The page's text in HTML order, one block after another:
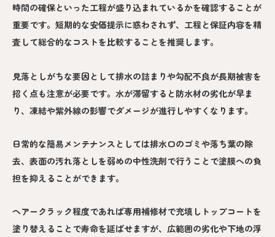
時間の確保といった工程が盛り込まれているかを確認することが
重要です。短期的な安価提示に惑わされず、工程と保証内容を精
査して総合的なコストを比較することを推奨します。
見落としがちな要因として排水の詰まりや勾配不良が長期被害を
招く点も注意が必要です。水が滞留すると防水材の劣化が早ま
り、凍結や紫外線の影響でダメージが進行しやすくなります。
日常的な簡易メンテナンスとしては排水口のゴミや落ち葉の除
去、表面の汚れ落としを弱めの中性洗剤で行うことで塗膜への負
担を抑えることができます。
ヘアークラック程度であれば専用補修材で充填しトップコートを
塗り替えることで寿命を延ばせますが、広範囲の劣化や下地の浮